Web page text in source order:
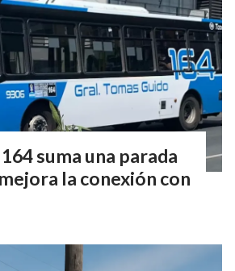
suma una parada
la conexión con